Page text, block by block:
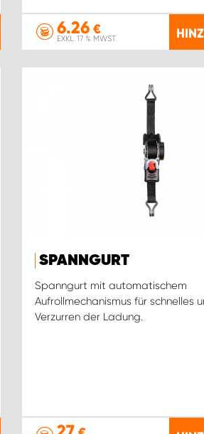
6.26€
EXKL. 17 % MWST.
SPANNGURT
Spanngurt mit automatischem
Aufrollmechanismus für schnelles
Verzurren der Ladung.